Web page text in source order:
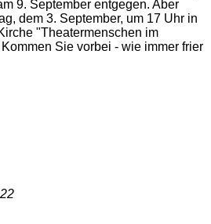
9. September entgegen. Aber
dem 3. September, um 17 Uhr in
"Theatermenschen im
Sie vorbei - wie immer frier